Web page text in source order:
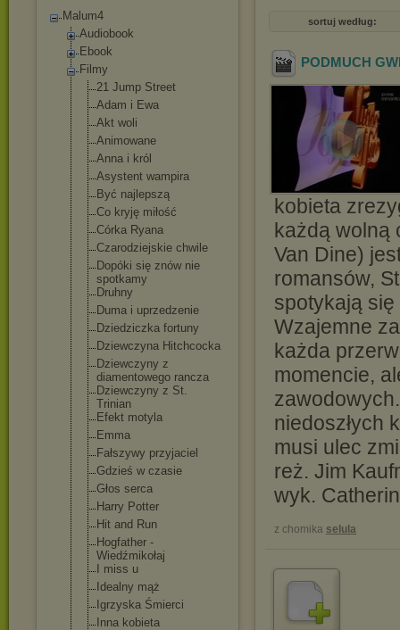
Malum4
Audiobook
Ebook
Filmy
21 Jump Street
Adam i Ewa
Akt woli
Animowane
Anna i król
Asystent wampira
Być najlepszą
Co kryję miłość
Córka Ryana
Czarodziejskie chwile
Dopóki się znów nie
spotkamy
Druhny
Duma i uprzedzenie
Dziedziczka fortuny
Dziewczyna Hitchcocka
Dziewczyny z
diamentowego rancza
Dziewczyny z St.
Trinian
Efekt motyla
Emma
Fałszywy przyjaciel
Gdzieś w czasie
Głos serca
Harry Potter
Hit and Run
Hogfather -
Wiedźmikołaj
I miss u
Idealny mąż
Igrzyska Śmierci
Inna kobieta
sortuj według:
PODMUCH
kobieta
każdą wolną
Van Dine)
romansów,
spotykają
Wzajemne
każda
momencie,
niedoszłych
musi ulec
reż. Jim
wyk.
z chomika selula